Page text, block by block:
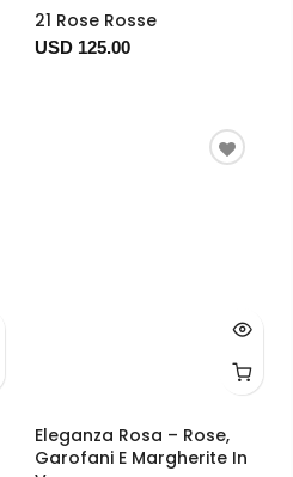
21 Rose Rosse
USD 125.00
Eleganza Rosa – Rose,
Garofani E Margherite In